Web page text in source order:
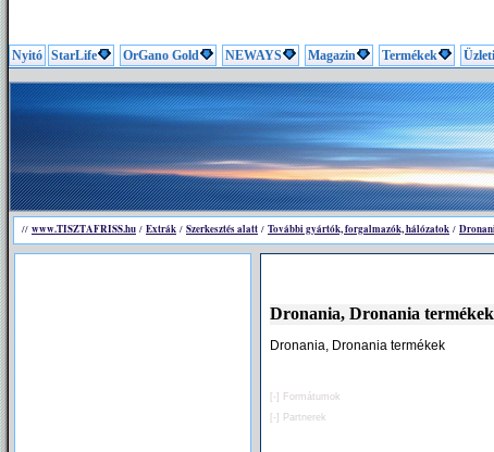
Nyitó StarLife OrGano Gold NEWAYS Magazin Termékek
// www.TISZTAFRISS.hu / Extrák / Szerkesztés alatt / További gyártók, forgalmazók, hálózatok /
Dronania, Dronania termékek
Dronania, Dronania termékek
[-]
Formátumok
[-]
Partnerek